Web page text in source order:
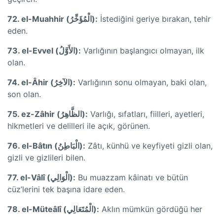
72. el-Muahhir (الْمُؤَخِّرُ): İstediğini geriye bırakan, tehir
eden.
73. el-Evvel (الأَوَّلُ): Varlığının başlangıcı olmayan, ilk
olan.
74. el-Âhir (الآخِرُ): Varlığının sonu olmayan, baki olan,
son olan.
75. ez-Zâhir (الظَّاهِرُ): Varlığı, sıfatları, fiilleri, ayetleri,
hikmetleri ve delilleri ile açık, görünen.
76. el-Bâtın (الْبَاطِنُ): Zâtı, künhü ve keyfiyeti gizli olan,
gizli ve gizlileri bilen.
77. el-Vâlî (الْوَالِي): Bu muazzam kâinatı ve bütün
cüz’lerini tek başına idare eden.
78. el-Müteâlî (الْمُتَعَالِي): Aklın mümkün gördüğü her